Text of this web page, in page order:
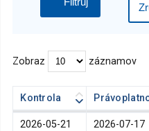
Zobraz záznamov
Kontrola
Kontrola
2026-05-21 2026-07-17